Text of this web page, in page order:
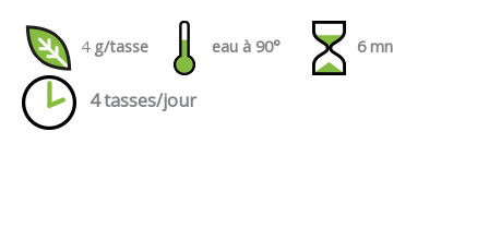
4 g/tasse eau à 90° 6 mn
4 tasses/jour